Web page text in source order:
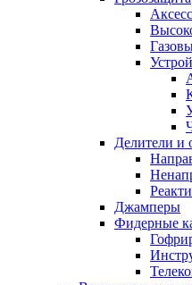
Делители и
Джамперы
Фидерные